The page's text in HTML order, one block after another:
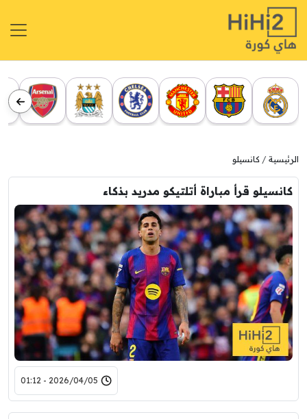
الرئيسية كانسيلو
كانسيلو قرأ مباراة أتلتيكو مدريد بذكاء
2026/04/05 - 01:12